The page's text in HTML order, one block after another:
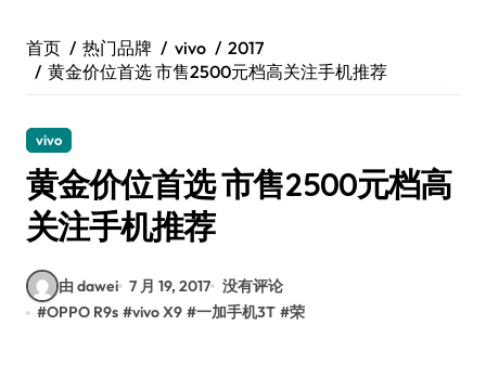
首页 热门品牌 vivo
2017
黄金价位首选 市售2500元档高关注手机推荐
vivo
黄金价位首选 市售2500元档高
关注手机推荐
由 dawei 7 月 19, 2017 没有评论
#OPPO R9s #vivo X9 #一加手机3T #荣